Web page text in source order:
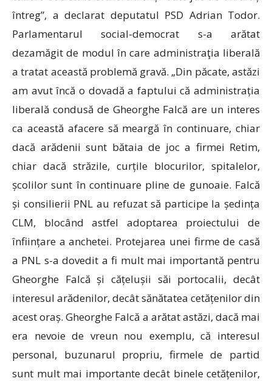
întreg”, a declarat deputatul PSD Adrian Todor.
Parlamentarul social-democrat s-a arătat
dezamăgit de modul în care administraţia liberală
a tratat această problemă gravă. „Din păcate, astăzi
am avut încă o dovadă a faptului că administrația
liberală condusă de Gheorghe Falcă are un interes
ca această afacere să meargă în continuare, chiar
dacă arădenii sunt bătaia de joc a firmei Retim,
chiar dacă străzile, curțile blocurilor, spitalelor,
școlilor sunt în continuare pline de gunoaie. Falcă
și consilierii PNL au refuzat să participe la ședința
CLM, blocând astfel adoptarea proiectului de
înființare a anchetei. Protejarea unei firme de casă
a PNL s-a dovedit a fi mult mai importantă pentru
Gheorghe Falcă și cățelușii săi portocalii, decât
interesul arădenilor, decât sănătatea cetățenilor din
acest oraș. Gheorghe Falcă a arătat astăzi, dacă mai
era nevoie de vreun nou exemplu, că interesul
personal, buzunarul propriu, firmele de partid
sunt mult mai importante decât binele cetățenilor,